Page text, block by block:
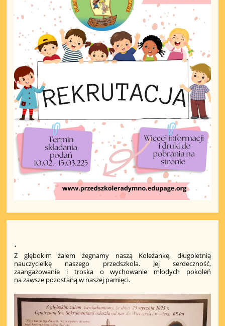
.
Z głębokim żalem żegnamy naszą Koleżankę, długoletnią
nauczycielkę naszego przedszkola. Jej serdeczność,
zaangażowanie i troska o wychowanie młodych pokoleń
na zawsze pozostaną w naszej pamięci.